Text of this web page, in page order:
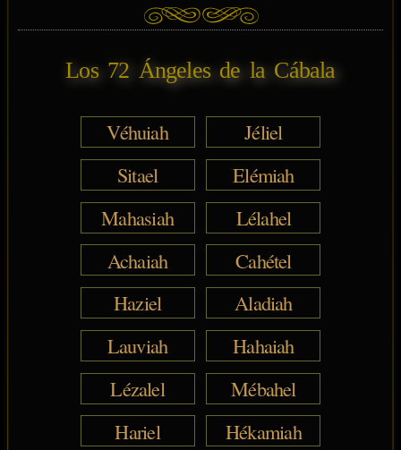
Los 72 Ángeles de la Cábala
Véhuiah
Jéliel
Sitael
Elémiah
Mahasiah
Lélahel
Achaiah
Cahétel
Haziel
Aladiah
Lauviah
Hahaiah
Lézalel
Mébahel
Hariel
Hékamiah